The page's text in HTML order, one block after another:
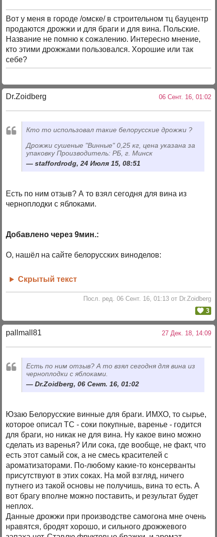
Вот у меня в городе /омске/ в строительном тц бауцентр
продаются дрожжи и для браги и для вина. Польские.
Название не помню к сожалению. Интересно мнение,
кто этими дрожжами пользовался. Хорошие или так
себе?
Dr.Zoidberg 06 Сент. 16, 01:02
Кто то использовал такие белорусские дрожжи ?
Дрожжи сушеные "Винные" 0,25 кг, цена указана за
упаковку Производитель: РБ, г. Минск
staffordrodg, 24 Июля 15, 08:51
Есть по ним отзыв? А то взял сегодня для вина из
черноплодки с яблоками.
Добавлено через 9мин.:
О, нашёл на сайте белорусских виноделов:
Скрытый текст
Посл. ред. 06 Сент. 16, 01:13 от Dr.Zoidberg
3
pallmall81 27 Дек. 18, 14:09
Есть по ним отзыв? А то взял сегодня для вина из
черноплодки с яблоками.
Dr.Zoidberg, 06 Сент. 16, 01:02
Юзаю Белорусские винные для браги. ИМХО, то сырье,
которое описал ТС - соки покупные, варенье - годится
для браги, но никак не для вина. Ну какое вино можно
сделать из варенья? Или сока, где вообще, не факт, что
есть этот самый сок, а не смесь красителей с
ароматизаторами. По-любому какие-то консерванты
присутствуют в этих соках. На мой взгляд, ничего
путнего из такой основы не получишь, вина то есть. А
вот брагу вполне можно поставить, и результат будет
неплох.
Данные дрожжи при производстве самогона мне очень
нравятся, бродят хорошо, и сильного дрожжевого